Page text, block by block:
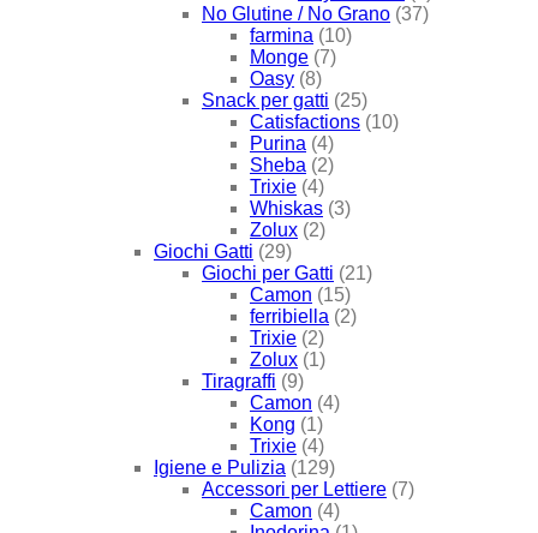
No Glutine / No Grano (37)
farmina (10)
Monge (7)
Oasy (8)
Snack per gatti (25)
Catisfactions (10)
Purina (4)
Sheba (2)
Trixie (4)
Whiskas (3)
Zolux (2)
Giochi Gatti (29)
Giochi per Gatti (21)
Camon (15)
ferribiella (2)
Trixie (2)
Zolux (1)
Tiragraffi (9)
Camon (4)
Kong (1)
Trixie (4)
Igiene e Pulizia (129)
Accessori per Lettiere (7)
Camon (4)